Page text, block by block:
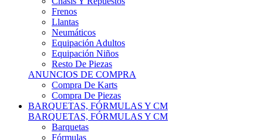
Llantas
Neumáticos
Equipación Adultos
Equipación Niños
Resto De Piezas
ANUNCIOS DE COMPRA
Compra De Karts
Compra De Piezas
BARQUETAS, FÓRMULAS Y CM
BARQUETAS, FÓRMULAS Y CM
Barquetas
Fórmulas
Cm